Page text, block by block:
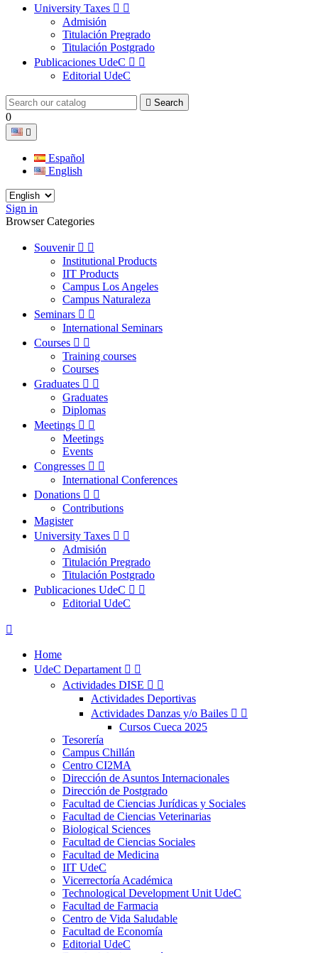
University Taxes  
Admisión
Titulación Pregrado
Titulación Postgrado
Publicaciones UdeC  
Editorial UdeC
 Search
0

Español
English
Sign in
Browser Categories
Souvenir  
Institutional Products
IIT Products
Campus Los Angeles
Campus Naturaleza
Seminars  
International Seminars
Courses  
Training courses
Courses
Graduates  
Graduates
Diplomas
Meetings  
Meetings
Events
Congresses  
International Conferences
Donations  
Contributions
Magister
University Taxes  
Admisión
Titulación Pregrado
Titulación Postgrado
Publicaciones UdeC  
Editorial UdeC

Home
UdeC Departament  
Actividades DISE  
Actividades Deportivas
Actividades Danzas y/o Bailes  
Cursos Cueca 2025
Tesorería
Campus Chillán
Centro CI2MA
Dirección de Asuntos Internacionales
Dirección de Postgrado
Facultad de Ciencias Jurídicas y Sociales
Facultad de Ciencias Veterinarias
Biological Sciences
Facultad de Ciencias Sociales
Facultad de Medicina
IIT UdeC
Vicerrectoría Académica
Technological Development Unit UdeC
Facultad de Farmacia
Centro de Vida Saludable
Facultad de Economía
Editorial UdeC